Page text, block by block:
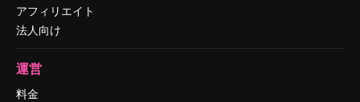
アフィリエイト
法人向け
運営
料金